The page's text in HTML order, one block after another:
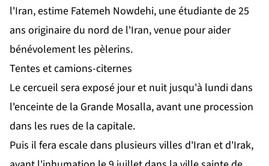
l'Iran, estime Fatemeh Nowdehi, une étudiante de 25
ans originaire du nord de l'Iran, venue pour aider
bénévolement les pèlerins.
Tentes et camions-citernes
Le cercueil sera exposé jour et nuit jusqu'à lundi dans
l'enceinte de la Grande Mosalla, avant une procession
dans les rues de la capitale.
Puis il fera escale dans plusieurs villes d'Iran et d'Irak,